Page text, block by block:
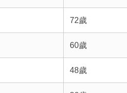
72歲
60歲
48歲